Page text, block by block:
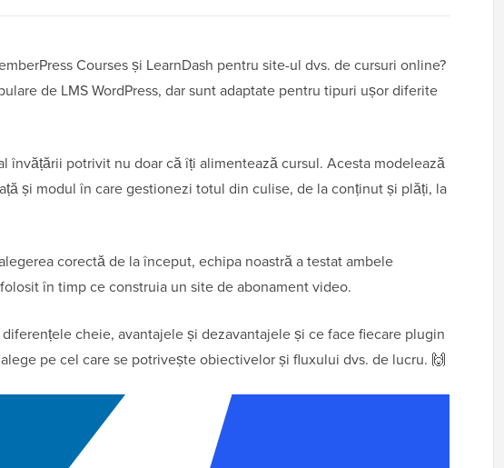
Courses și LearnDash pentru site-ul dvs. de cursuri online?
de LMS WordPress, dar sunt adaptate pentru tipuri ușor diferite
învățării potrivit nu doar că îți alimentează cursul. Acesta modelează
și modul în care gestionezi totul din culise, de la conținut și plăți, la
corectă de la început, echipa noastră a testat ambele
în timp ce construia un site de abonament video.
cheie, avantajele și dezavantajele și ce face fiecare plugin
pe cel care se potrivește obiectivelor și fluxului dvs. de lucru. 🙌